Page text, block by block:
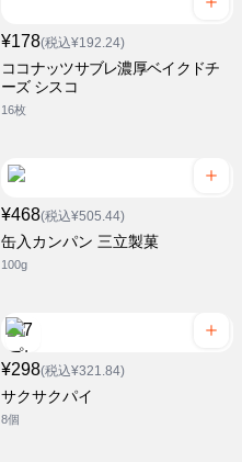
¥178(税込¥192.24)
ココナッツサブレ濃厚ベイクドチ
ーズ シスコ
16枚
¥468(税込¥505.44)
缶入カンパン 三立製菓
100g
¥298(税込¥321.84)
サクサクパイ
8個